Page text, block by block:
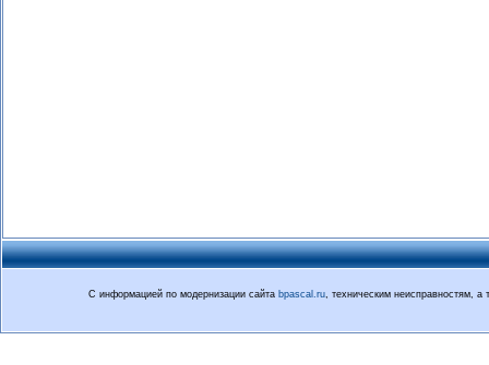
С информацией по модернизации сайта bpascal.ru, техническим неисправностям,